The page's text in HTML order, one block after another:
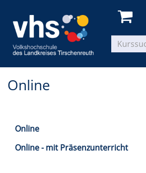
Online
Online
Online - mit Präsenzunterricht